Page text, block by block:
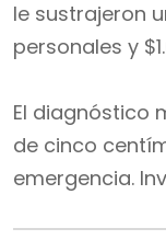
le sustrajeron
personales y
El diagnóstico
de cinco
emergencia.